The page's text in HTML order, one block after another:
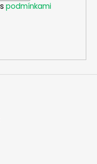
podmínkami